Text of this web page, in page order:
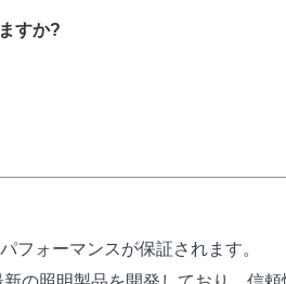
すか?
フォーマンスが保証されます。